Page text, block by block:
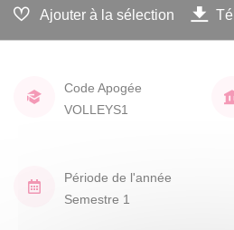
Ajouter à la sélection
Code Apogée
VOLLEYS1
Période de l'année
Semestre 1